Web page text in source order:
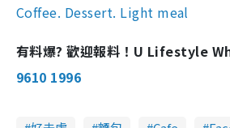
Coffee. Dessert. Light meal
有料爆? 歡迎報料！U Lifestyle
9610 1996